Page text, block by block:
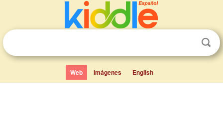
Web Imágenes English